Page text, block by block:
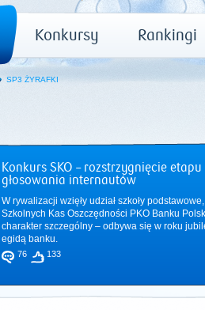
Konkursy Rankingi
SP3 ŻYRAFKI
Konkurs SKO – rozstrzygnięcie
głosowania internautów
W rywalizacji wzięły udział szkoły
Szkolnych Kas Oszczędności PKO Banku
charakter szczególny – odbywa się w roku
egidą banku.
76 133